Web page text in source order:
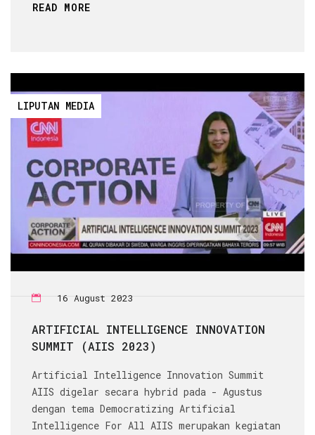
READ MORE
LIPUTAN MEDIA
16 August 2023
ARTIFICIAL INTELLIGENCE INNOVATION
SUMMIT (AIIS 2023)
Artificial Intelligence Innovation Summit
AIIS digelar secara hybrid pada - Agustus
dengan tema Democratizing Artificial
Intelligence For All AIIS merupakan kegiatan